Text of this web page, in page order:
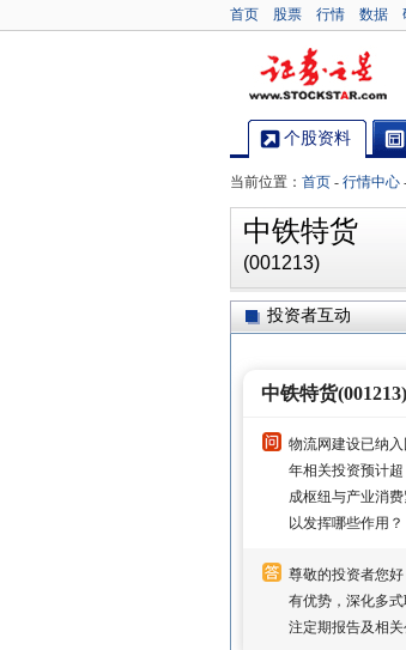
首页 股票 行情 数据
个股资料
当前位置： 首页 - 行情中心
中铁特货
(001213)
投资者互动
中铁特货
物流网建设已纳
年相关投资预计
成枢纽与产业消
以发挥哪些作用？
尊敬的投资者您
有优势，深化多
注定期报告及相关